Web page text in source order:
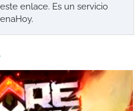
enlace. Es un servicio